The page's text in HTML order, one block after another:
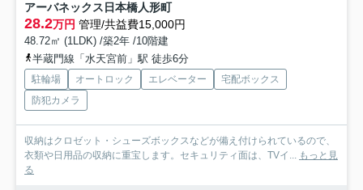
アーバネックス日本橋人形町
28.2万円 管理/共益費15,000円
48.72㎡ (1LDK) /築2年 /10階建
半蔵門線「水天宮前」駅 徒歩6分
駐輪場 オートロック エレベーター
宅配ボックス
防犯カメラ
収納はクロゼット・シューズボックスなどが備え付けられているので、
衣類や日用品の収納に重宝します。セキュリティ面は、TVイ... もっと見
る